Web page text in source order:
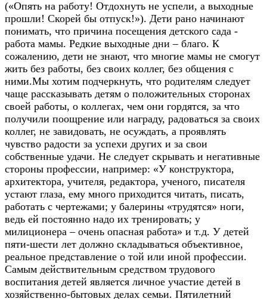
(«Опять на работу! Отдохнуть не успели, а выходные
прошли! Скорей бы отпуск!»). Дети рано начинают
понимать, что причина посещения детского сада -
работа мамы. Редкие выходные дни – благо. К
сожалению, дети не знают, что многие мамы не смогут
жить без работы, без своих коллег, без общения с
ними.Мы хотим подчеркнуть, что родителям следует
чаще рассказывать детям о положительных сторонах
своей работы, о коллегах, чем они гордятся, за что
получили поощрение или награду, радоваться за своих
коллег, не завидовать, не осуждать, а проявлять
чувство радости за успехи других и за свои
собственные удачи. Не следует скрывать и негативные
стороны профессии, например: «У конструктора,
архитектора, учителя, редактора, ученого, писателя
устают глаза, ему много приходится читать, писать,
работать с чертежами; у балерины «трудятся» ноги,
ведь ей постоянно надо их тренировать; у
милиционера – очень опасная работа» и т.д. У детей
пяти-шести лет должно складываться объективное,
реальное представление о той или иной профессии.
Самым действительным средством трудового
воспитания детей является личное участие детей в
хозяйственно-бытовых делах семьи. Пятилетний